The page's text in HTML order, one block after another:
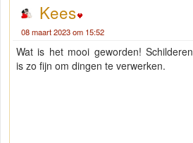
Kees
08 maart 2023 om 15:52
Wat is het mooi geworden! Schilderen
is zo fijn om dingen te verwerken.